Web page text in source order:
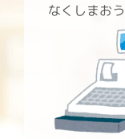
なくしまお